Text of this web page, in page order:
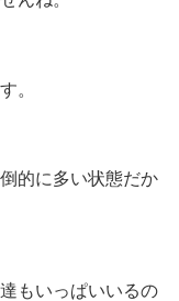
。
的に多い状態だか
もいっぱいいるの